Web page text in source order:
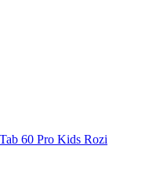
60 Pro Kids Rozi